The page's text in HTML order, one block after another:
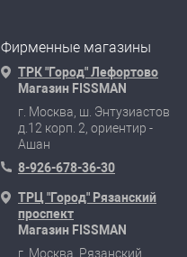
Фирменные магазины
ТРК "Город" Лефортово
Магазин FISSMAN
г. Москва, ш. Энтузиастов
д.12 корп. 2, ориентир -
Ашан
8-926-678-36-30
ТРЦ "Город" Рязанский
проспект
Магазин FISSMAN
г. Москва, Рязанский